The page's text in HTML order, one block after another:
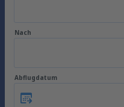
Nach
Abflugdatum